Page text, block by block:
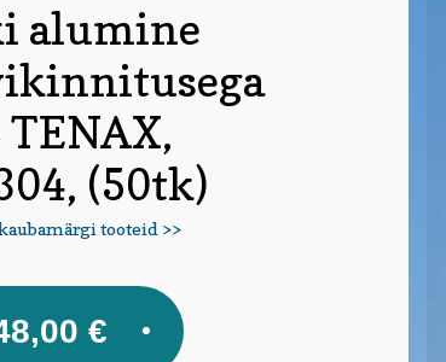
alumine
TENAX,
(50tk)
tooteid >>
€